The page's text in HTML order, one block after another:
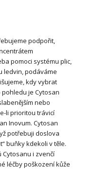
podpořit,
pomoci systému plic,
ledvin, podáváme
kdy vybrat
pohledu je Cytosan
nebo
li prioritou trávicí
Inovum. Cytosan
potřebuji doslova
buňky kdekoli v těle.
Cytosanu i zvenčí
léčby poškození kůže